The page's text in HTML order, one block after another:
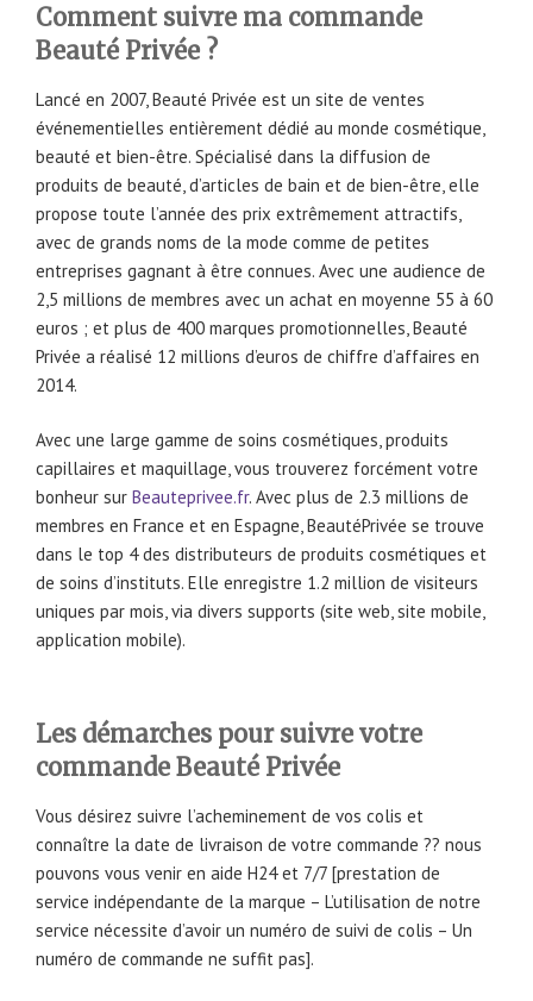
Comment suivre ma commande
Beauté Privée ?
Lancé en 2007, Beauté Privée est un site de ventes
événementielles entièrement dédié au monde cosmétique,
beauté et bien-être. Spécialisé dans la diffusion de
produits de beauté, d’articles de bain et de bien-être, elle
propose toute l’année des prix extrêmement attractifs,
avec de grands noms de la mode comme de petites
entreprises gagnant à être connues. Avec une audience de
2,5 millions de membres avec un achat en moyenne 55 à 60
euros ; et plus de 400 marques promotionnelles, Beauté
Privée a réalisé 12 millions d’euros de chiffre d’affaires en
2014.
Avec une large gamme de soins cosmétiques, produits
capillaires et maquillage, vous trouverez forcément votre
bonheur sur Beauteprivee.fr. Avec plus de 2.3 millions de
membres en France et en Espagne, BeautéPrivée se trouve
dans le top 4 des distributeurs de produits cosmétiques et
de soins d’instituts. Elle enregistre 1.2 million de visiteurs
uniques par mois, via divers supports (site web, site mobile,
application mobile).
Les démarches pour suivre votre
commande Beauté Privée
Vous désirez suivre l’acheminement de vos colis et
connaître la date de livraison de votre commande ?? nous
pouvons vous venir en aide H24 et 7/7 [prestation de
service indépendante de la marque – L’utilisation de notre
service nécessite d’avoir un numéro de suivi de colis – Un
numéro de commande ne suffit pas].